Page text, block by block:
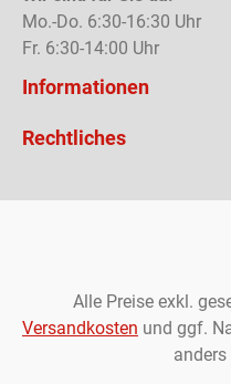
Mo.-Do. 6:30-16:30 Uhr
Fr. 6:30-14:00 Uhr
Informationen
Rechtliches
Alle Preise exkl.
Versandkosten und ggf.
anders